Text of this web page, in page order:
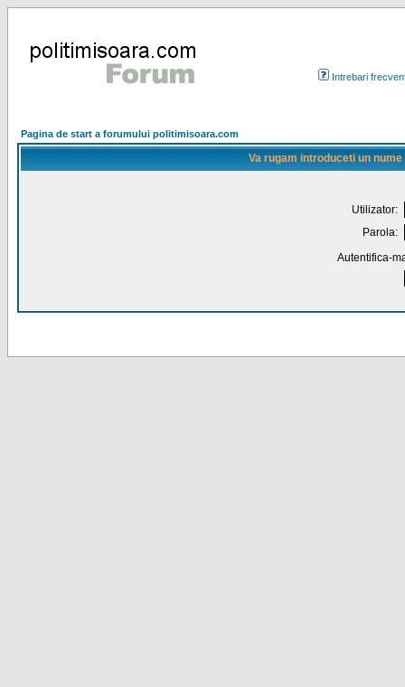
Intrebari
Pagina de start a forumului politimisoara.com
Va rugam introduceti un
Utilizator:
Parola:
Autentifica-